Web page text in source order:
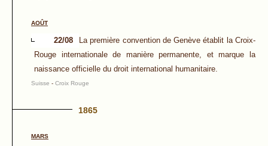
AOÛT
22/08
La première convention de Genève établit la Croix-
Rouge internationale de manière permanente, et marque la
naissance officielle du droit international humanitaire.
Suisse - Croix Rouge
1865
MARS